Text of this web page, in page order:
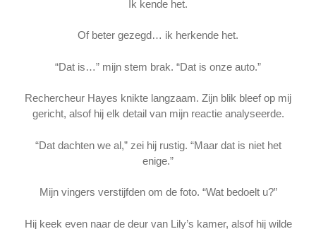
Ik kende het.
Of beter gezegd… ik herkende het.
“Dat is…” mijn stem brak. “Dat is onze auto.”
Rechercheur Hayes knikte langzaam. Zijn blik bleef op mij
gericht, alsof hij elk detail van mijn reactie analyseerde.
“Dat dachten we al,” zei hij rustig. “Maar dat is niet het
enige.”
Mijn vingers verstijfden om de foto. “Wat bedoelt u?”
Hij keek even naar de deur van Lily’s kamer, alsof hij wilde